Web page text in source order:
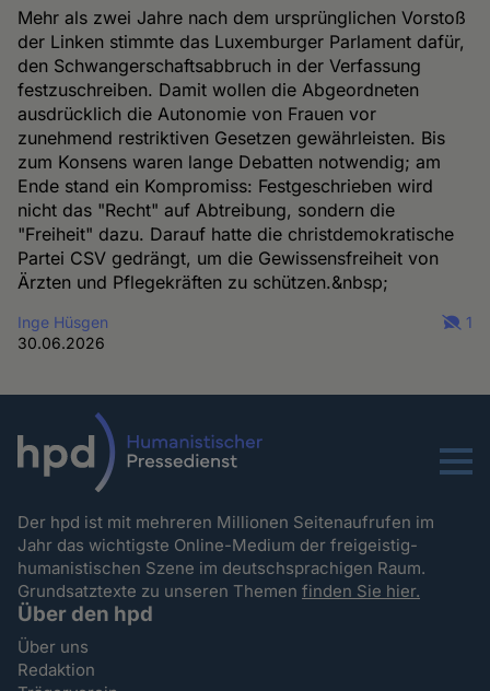
Mehr als zwei Jahre nach dem ursprünglichen Vorstoß
der Linken stimmte das Luxemburger Parlament dafür,
den Schwangerschaftsabbruch in der Verfassung
festzuschreiben. Damit wollen die Abgeordneten
ausdrücklich die Autonomie von Frauen vor
zunehmend restriktiven Gesetzen gewährleisten. Bis
zum Konsens waren lange Debatten notwendig; am
Ende stand ein Kompromiss: Festgeschrieben wird
nicht das "Recht" auf Abtreibung, sondern die
"Freiheit" dazu. Darauf hatte die christdemokratische
Partei CSV gedrängt, um die Gewissensfreiheit von
Ärzten und Pflegekräften zu schützen.&nbsp;
Inge Hüsgen
30.06.2026
1
Menu
Der hpd ist mit mehreren Millionen Seitenaufrufen im
Jahr das wichtigste Online-Medium der freigeistig-
humanistischen Szene im deutschsprachigen Raum.
Grundsatztexte zu unseren Themenfinden Sie hier.
Über den hpd
Über uns
Redaktion